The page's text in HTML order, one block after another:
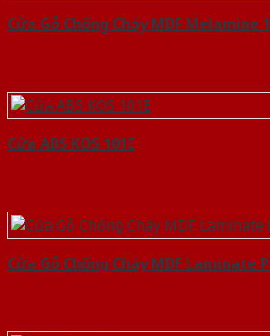
Cửa Gỗ Chống Cháy MDF Melamine 1
Cửa ABS KOS 101E
Cửa Gỗ Chống Cháy MDF Laminate